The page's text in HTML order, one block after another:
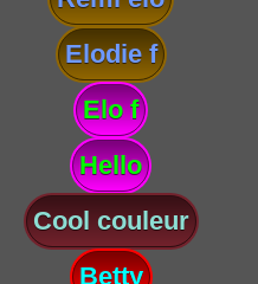
Elodie f
Elo f
Hello
Cool couleur
Betty